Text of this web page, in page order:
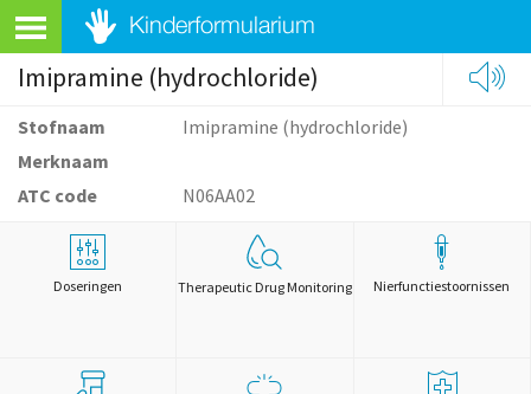
Imipramine (hydrochloride)
Stofnaam
Imipramine (hydrochloride)
Merknaam
ATC code
N06AA02
Doseringen Therapeutic Drug Monitoring Nierfunctiestoornissen